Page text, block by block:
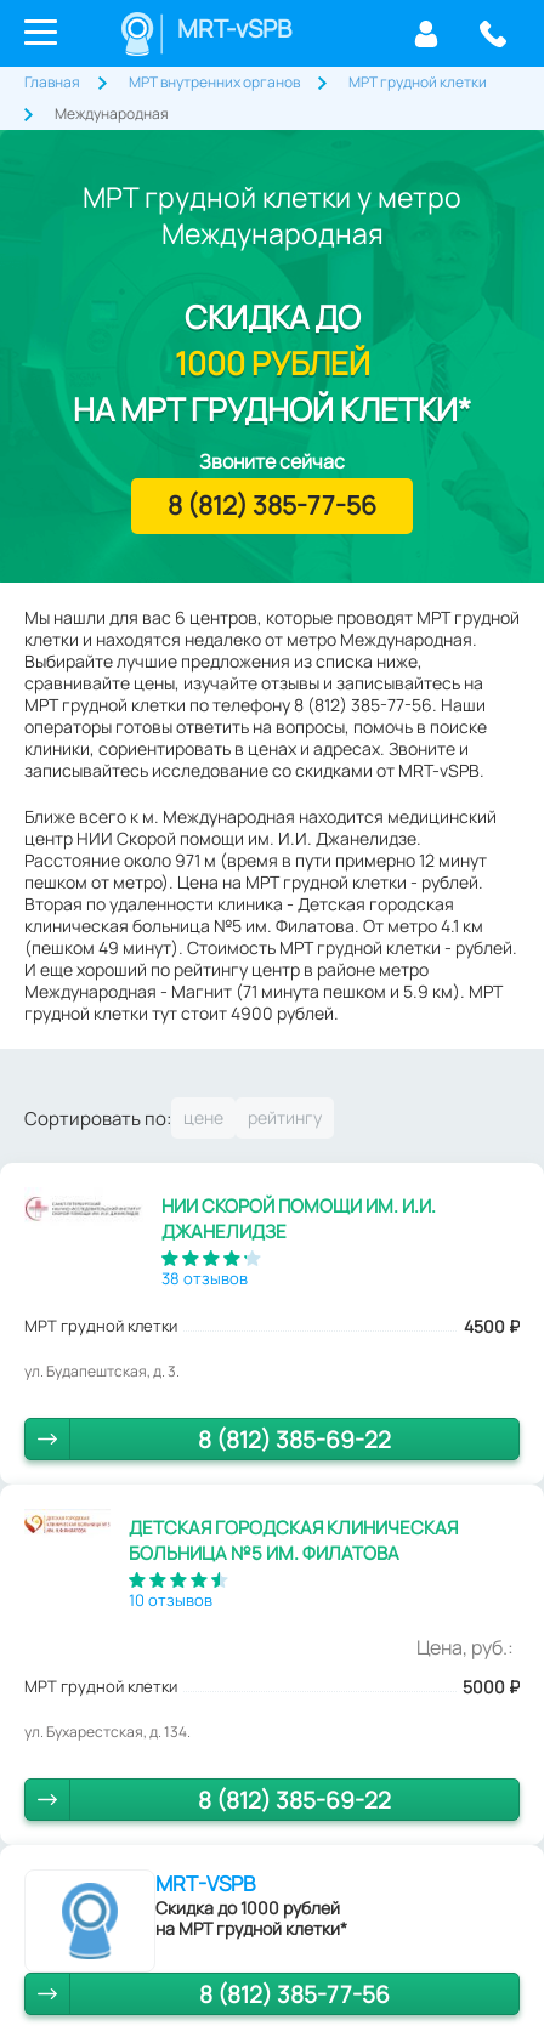
MRT-vSPB
Главная МРТ внутренних органов
МРТ грудной клетки
Международная
МРТ грудной клетки у метро
Международная
Мы нашли для вас 6 центров, которые проводят МРТ грудной
клетки и находятся недалеко от метро Международная.
Выбирайте лучшие предложения из списка ниже,
сравнивайте цены, изучайте отзывы и записывайтесь на
МРТ грудной клетки по телефону 8 (812) 385-77-56. Наши
операторы готовы ответить на вопросы, помочь в поиске
клиники, сориентировать в ценах и адресах. Звоните и
записывайтесь исследование со скидками от MRT-vSPB.
Ближе всего к м. Международная находится медицинский
центр НИИ Скорой помощи им. И.И. Джанелидзе.
Расстояние около 971 м (время в пути примерно 12 минут
пешком от метро). Цена на МРТ грудной клетки - рублей.
Вторая по удаленности клиника - Детская городская
клиническая больница №5 им. Филатова. От метро 4.1 км
(пешком 49 минут). Стоимость МРТ грудной клетки - рублей.
И еще хороший по рейтингу центр в районе метро
Международная - Магнит (71 минута пешком и 5.9 км). МРТ
грудной клетки тут стоит 4900 рублей.
СКИДКАДО
1000 РУБЛЕЙ
НА МРТ ГРУДНОЙ КЛЕТКИ*
Звоните сейчас
8 (812) 385-77-56
Сортировать по:
НИИ СКОРОЙ ПОМОЩИ ИМ. И.И.
ДЖАНЕЛИДЗЕ
38 отзывов
МРТ грудной клетки 4500 ₽
ул. Будапештская, д. 3.
8 (812) 385-69-22
ДЕТСКАЯ ГОРОДСКАЯ КЛИНИЧЕСКАЯ
БОЛЬНИЦА №5 ИМ. ФИЛАТОВА
10 отзывов
Цена, руб.:
МРТ грудной клетки 5000 ₽
ул. Бухарестская, д. 134.
8 (812) 385-69-22
MRT-VSPB
Скидка до 1000 рублей
на МРТ грудной клетки*
8 (812) 385-77-56